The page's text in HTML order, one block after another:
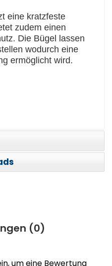
eine kratzfeste
zudem einen
Die Bügel lassen
wodurch eine
ermöglicht wird.
(0)
um eine Bewertung